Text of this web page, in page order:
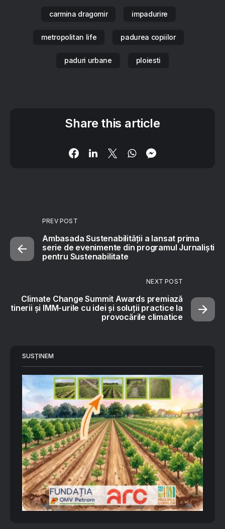
carmina dragomir impadurire
metropolitan life padurea copiilor
paduri urbane ploiesti
Share this article
PREV POST
Ambasada Sustenabilității a lansat prima
serie de evenimente din programul Jurnaliști
pentru Sustenabilitate
NEXT POST
Climate Change Summit Awards premiază
tinerii și IMM-urile cu idei și soluții practice la
provocările climatice
SUSȚINEM